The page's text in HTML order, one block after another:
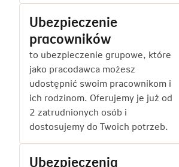
Ubezpieczenie
pracowników
to ubezpieczenie grupowe, które
jako pracodawca możesz
udostępnić swoim pracownikom i
ich rodzinom. Oferujemy je już od
2 zatrudnionych osób i
dostosujemy do Twoich potrzeb.
Ubezpieczenia